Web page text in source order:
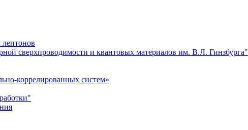
сверхпроводимости и квантовых материалов им. В.Л. Гинзбурга"
коррелированных систем»